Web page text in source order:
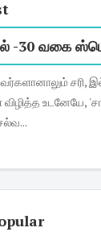
-30 வகை
'சாப்பிடுவதற்கும்,